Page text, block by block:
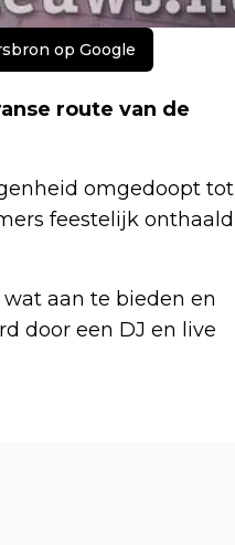
op Google
route van de
omgedoopt tot
feestelijk onthaald
aan te bieden en
door een DJ en live
IN HUIS